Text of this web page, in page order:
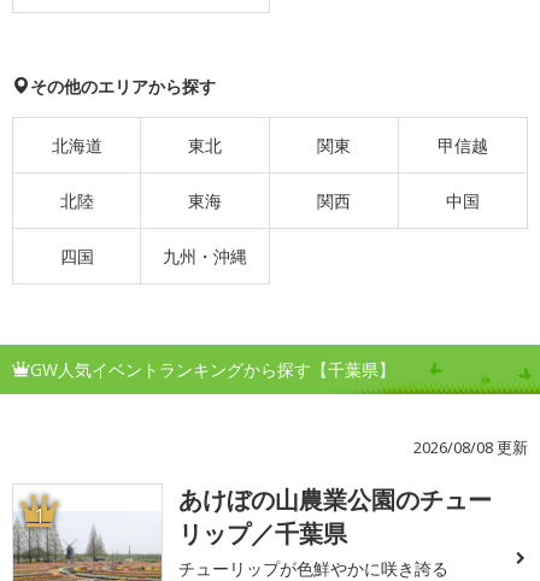
その他のエリアから探す
北海道 東北 関東 甲信越
北陸 東海 関西 中国
四国 九州・沖縄
GW人気イベントランキングから探す【千葉県】
2026/08/08 更新
1
あけぼの山農業公園のチュー
リップ／千葉県
チューリップが色鮮やかに咲き誇る